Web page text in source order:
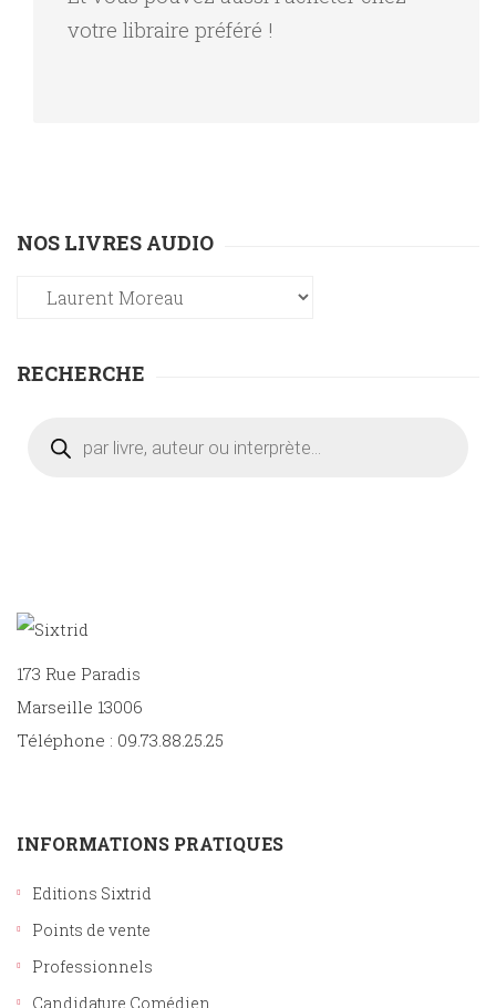
votre libraire préféré !
NOS LIVRES AUDIO
RECHERCHE
produits
173 Rue Paradis
Marseille 13006
Téléphone : 09.73.88.25.25
INFORMATIONS PRATIQUES
Editions Sixtrid
Points de vente
Professionnels
Candidature Comédien